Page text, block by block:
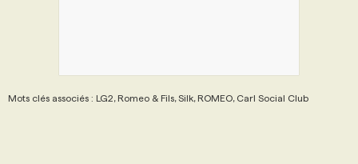
Mots clés associés : LG2, Romeo & Fils, Silk, ROMEO, Carl Social Club